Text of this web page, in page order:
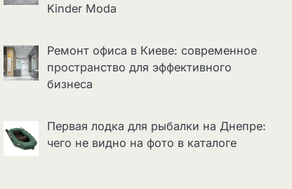
Kinder Moda
Ремонт офиса в Киеве: современное
пространство для эффективного
бизнеса
Первая лодка для рыбалки на Днепре:
чего не видно на фото в каталоге